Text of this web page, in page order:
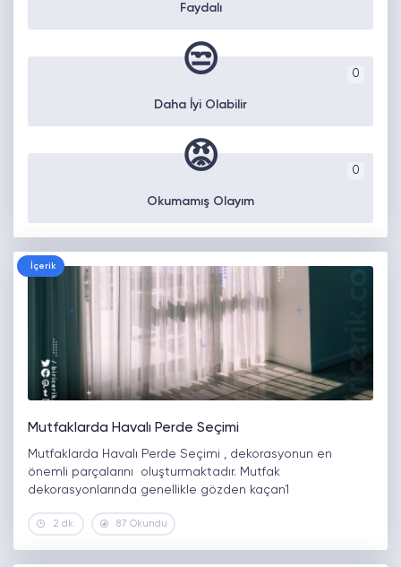
Faydalı
0
😒
Daha İyi Olabilir
0
😡
Okumamış Olayım
İçerik
Mutfaklarda Havalı Perde Seçimi
Mutfaklarda Havalı Perde Seçimi , dekorasyonun en
önemli parçalarını oluşturmaktadır. Mutfak
dekorasyonlarında genellikle gözden kaçan1
2 dk. 87 Okundu